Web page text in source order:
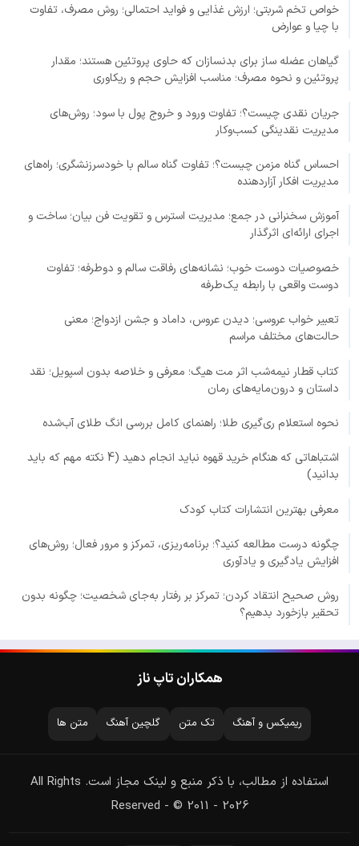
خواص تخم شربتی؛ ارزش غذایی و فواید احتمالی؛ روش مصرف، تفاوت
با چیا و عوارض
گیاهان عضله ساز برای بدنسازان که حاوی پروتئین هستند؛ مقدار
پروتئین و نحوه مصرف؛ مناسب افزایش حجم و ریکاوری
جریان نقدی چیست؟؛ تفاوت ورود و خروج پول با سود؛ روش‌های
مدیریت نقدینگی کسب‌وکار
احساس گناه مزمن چیست؟؛ تفاوت گناه سالم با خودسرزنشگری؛ راه‌های
مدیریت افکار آزاردهنده
آموزش سخنرانی در جمع؛ مدیریت استرس و تقویت فن بیان؛ ساخت و
اجرای ارائه‌ای اثرگذار
خصوصیات دوست خوب؛ نشانه‌های رفاقت سالم و دوطرفه؛ تفاوت
دوست واقعی با رابطه یک‌طرفه
تعبیر خواب عروسی؛ دیدن عروس، داماد و جشن ازدواج؛ معنی
حالت‌های مختلف مراسم
کتاب قطار نیمه‌شب اثر مت هیگ؛ معرفی و خلاصه بدون اسپویل؛ نقد
داستان و درون‌مایه‌های رمان
نحوه استعلام ری‌گیری طلا؛ راهنمای کامل بررسی انگ طلای آب‌شده
اشتباهاتی که هنگام خرید قهوه نباید انجام دهید (4 نکته مهم که باید
بدانید)
معرفی بهترین انتشارات کتاب کودک
چگونه درست مطالعه کنید؟؛ برنامه‌ریزی، تمرکز و مرور فعال؛ روش‌های
افزایش یادگیری و یادآوری
روش صحیح انتقاد کردن؛ تمرکز بر رفتار به‌جای شخصیت؛ چگونه بدون
تحقیر بازخورد بدهیم؟
همکاران تاپ ناز
ریمیکس و آهنگ تک متن گلچین آهنگ متن ها
استفاده از مطالب، با ذکر منبع و لینک مجاز است. All Rights
Reserved - © 2011 - 2026